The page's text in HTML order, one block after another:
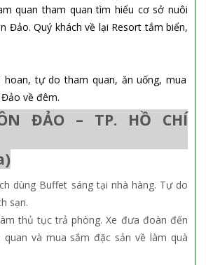
quan tham quan tìm hiểu cơ sở nuôi
Đảo. Quý khách về lại Resort tắm biển,
hoan, tự do tham quan, ăn uống, mua
về đêm.
ĐẢO – TP. HỒ CHÍ
dùng Buffet sáng tại nhà hàng. Tự do
sạn.
thủ tục trả phòng. Xe đưa đoàn đến
và mua sắm đặc sản về làm quà